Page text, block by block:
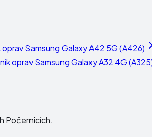
opravSamsung Galaxy A42 5G (A426)
opravSamsung Galaxy A32 4G
Počernicích.